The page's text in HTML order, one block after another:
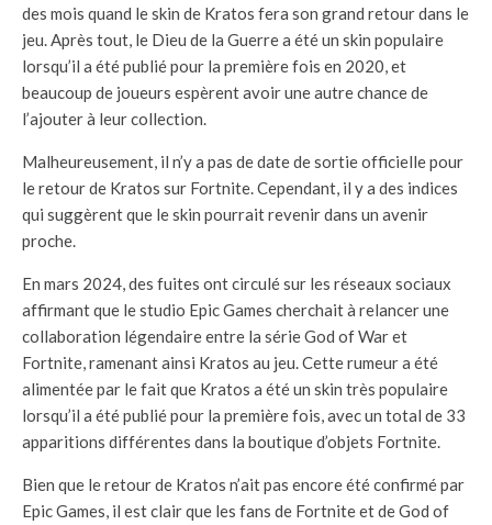
des mois quand le skin de Kratos fera son grand retour dans le
jeu. Après tout, le Dieu de la Guerre a été un skin populaire
lorsqu’il a été publié pour la première fois en 2020, et
beaucoup de joueurs espèrent avoir une autre chance de
l’ajouter à leur collection.
Malheureusement, il n’y a pas de date de sortie officielle pour
le retour de Kratos sur Fortnite. Cependant, il y a des indices
qui suggèrent que le skin pourrait revenir dans un avenir
proche.
En mars 2024, des fuites ont circulé sur les réseaux sociaux
affirmant que le studio Epic Games cherchait à relancer une
collaboration légendaire entre la série God of War et
Fortnite, ramenant ainsi Kratos au jeu. Cette rumeur a été
alimentée par le fait que Kratos a été un skin très populaire
lorsqu’il a été publié pour la première fois, avec un total de 33
apparitions différentes dans la boutique d’objets Fortnite.
Bien que le retour de Kratos n’ait pas encore été confirmé par
Epic Games, il est clair que les fans de Fortnite et de God of